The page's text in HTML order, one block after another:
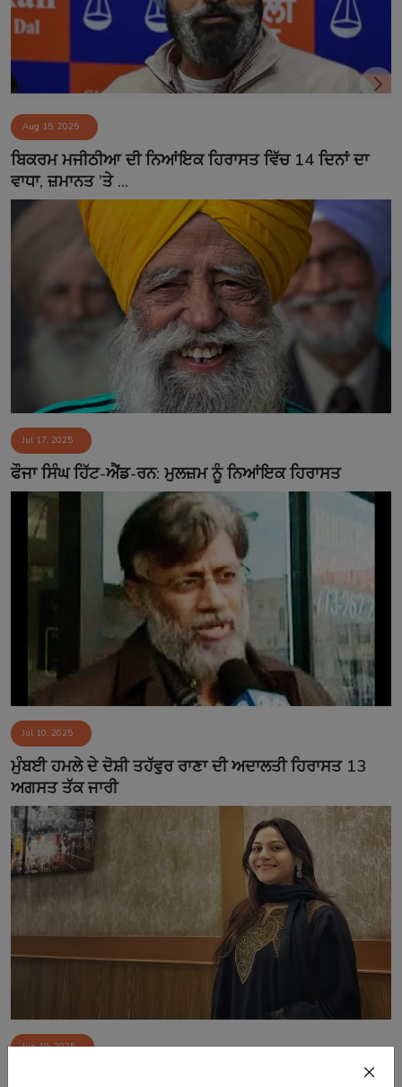
Aug 15, 2025
ਬਿਕਰਮ ਮਜੀਠੀਆ ਦੀ ਨਿਆਂਇਕ ਹਿਰਾਸਤ ਵਿੱਚ 14 ਦਿਨਾਂ ਦਾ
ਵਾਧਾ, ਜ਼ਮਾਨਤ ’ਤੇ ...
Jul 17, 2025
ਫੌਜਾ ਸਿੰਘ ਹਿੱਟ-ਐਂਡ-ਰਨ: ਮੁਲਜ਼ਮ ਨੂੰ ਨਿਆਂਇਕ ਹਿਰਾਸਤ
Jul 10, 2025
ਮੁੰਬਈ ਹਮਲੇ ਦੇ ਦੋਸ਼ੀ ਤਹੱਵੁਰ ਰਾਣਾ ਦੀ ਅਦਾਲਤੀ ਹਿਰਾਸਤ 13
ਅਗਸਤ ਤੱਕ ਜਾਰੀ
Jun 10, 2025